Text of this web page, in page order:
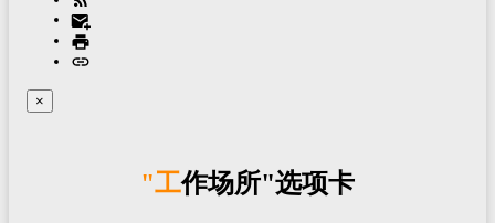
×
"工作场所"选项卡